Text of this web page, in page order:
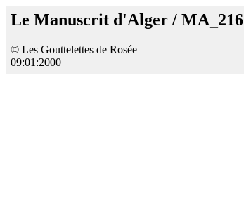
Le Manuscrit d'Alger / MA_216
© Les Gouttelettes de Rosée
09:01:2000